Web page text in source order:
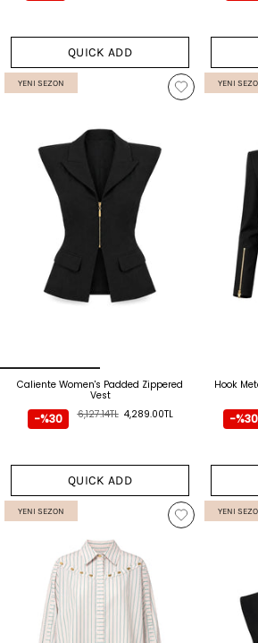
QUICK ADD
YENI SEZON
Caliente Women's Padded Zippered
Vest
4,289.00TL
6,127.14TL
-%30
QUICK ADD
YENI
Hook
-%30
YENI SEZON YENI